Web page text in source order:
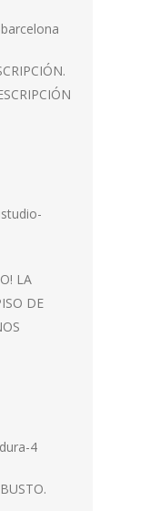
LA
DE